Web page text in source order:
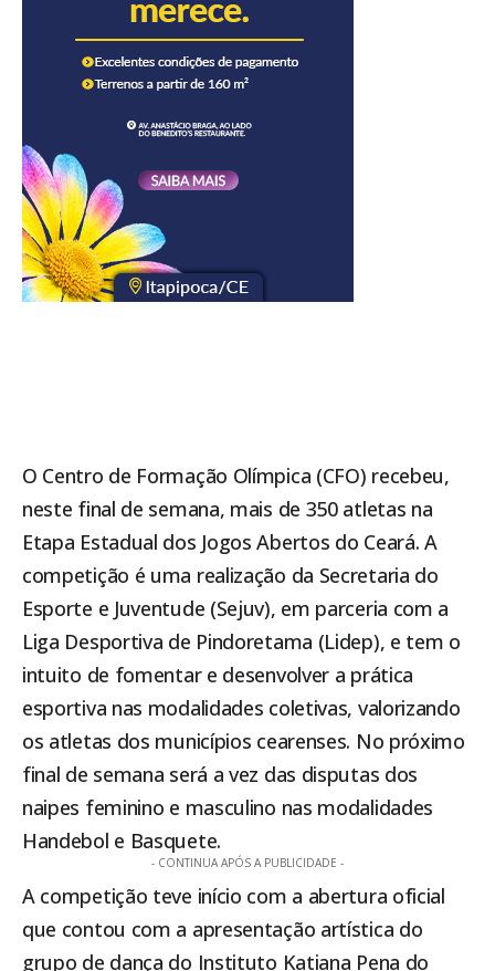
O Centro de Formação Olímpica (CFO) recebeu,
neste final de semana, mais de 350 atletas na
Etapa Estadual dos Jogos Abertos do Ceará. A
competição é uma realização da Secretaria do
Esporte e Juventude (Sejuv), em parceria com a
Liga Desportiva de Pindoretama (Lidep), e tem o
intuito de fomentar e desenvolver a prática
esportiva nas modalidades coletivas, valorizando
os atletas dos municípios cearenses. No próximo
final de semana será a vez das disputas dos
naipes feminino e masculino nas modalidades
Handebol e Basquete.
- CONTINUA APÓS A PUBLICIDADE -
A competição teve início com a abertura oficial
que contou com a apresentação artística do
grupo de dança do Instituto Katiana Pena do